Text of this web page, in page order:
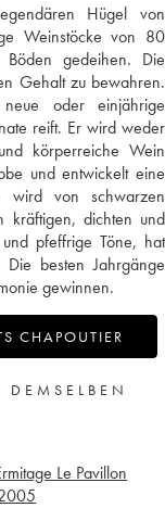
Hügel von
Weinstöcke von 80
gedeihen. Die
Gehalt zu bewahren.
oder einjährige
reift. Er wird weder
körperreiche Wein
und entwickelt eine
wird von schwarzen
kräftigen, dichten und
pfeffrige Töne, hat
besten Jahrgänge
gewinnen.
CHAPOUTIER
Le Pavillon